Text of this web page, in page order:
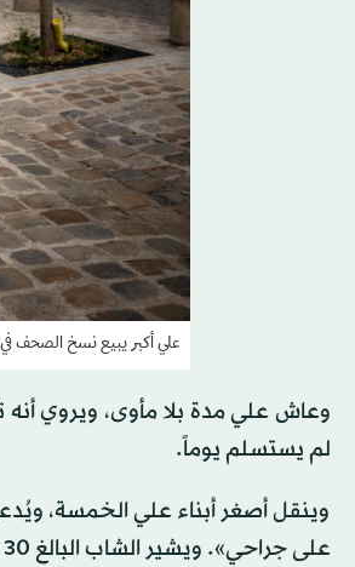
علي أكبر يبيع نسخ الصحف في الحي
وعاش علي مدة بلا مأوى، ويروي أنه
لم يستسلم يوماً.
وينقل أصغر أبناء علي الخمسة،
على جراحي». ويشير الشاب البالغ 30 عاماً إلى أنه «معجب جداً» بأبيه.